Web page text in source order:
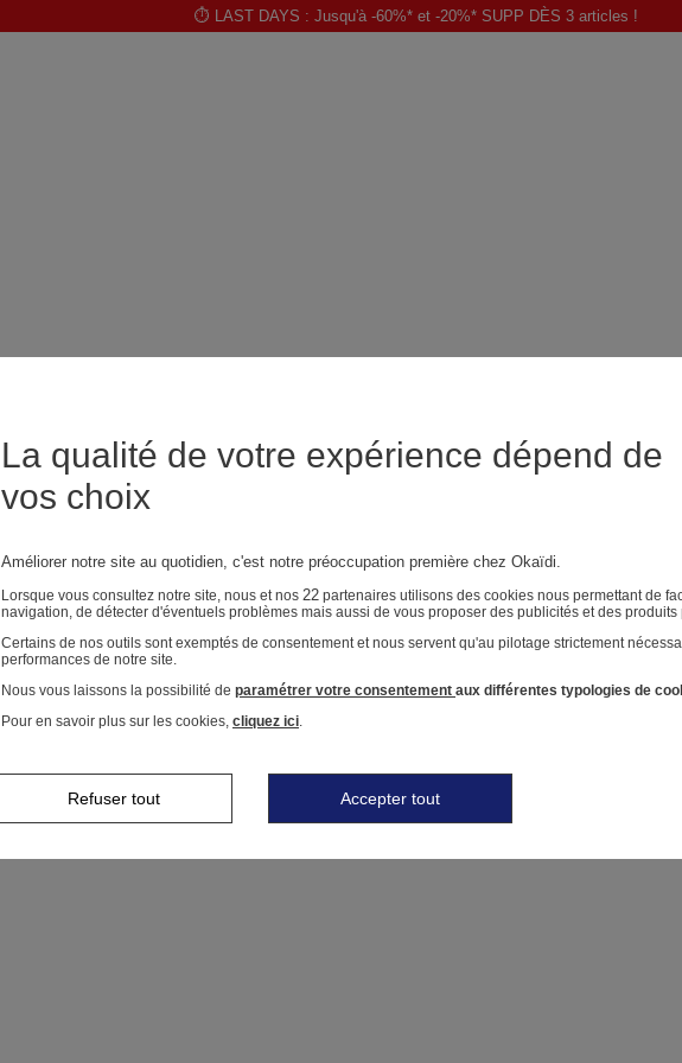
⏱️ LAST DAYS : Jusqu'à -60%* et -20%* SUPP DÈS 3 articles !
La qualité de votre expérience dépend de
vos choix
Améliorer notre site au quotidien, c'est notre préoccupation première chez Okaïdi.
Lorsque vous consultez notre site, nous et nos 22 partenaires utilisons des cookies nous permettant de
navigation, de détecter d'éventuels problèmes mais aussi de vous proposer des publicités et des
Certains de nos outils sont exemptés de consentement et nous servent qu'au pilotage strictement
performances de notre site.
Nous vous laissons la possibilité de paramétrer votre consentement aux différentes typologies de
Pour en savoir plus sur les cookies, cliquez ici.
Refuser tout Accepter tout